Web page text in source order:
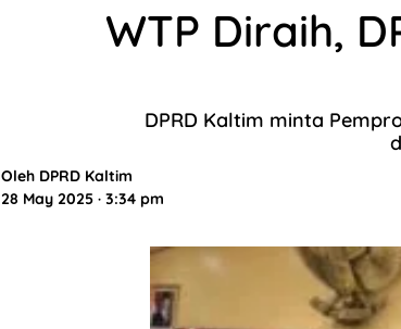
WTP Diraih,
DPRD Kaltim minta
Oleh DPRD Kaltim
28 May 2025 · 3:34 pm